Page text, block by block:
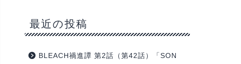
最近の投稿
BLEACH禍進譚 第2話（第42話）「SON